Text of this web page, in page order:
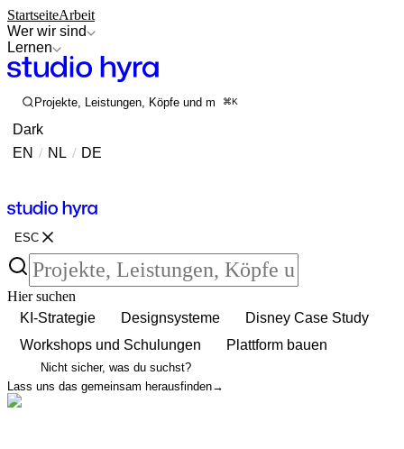
StartseiteArbeit
Wer wir sind
Lernen
Projekte, Leistungen, Köpfe und mehr durchsuchen
⌘K
Dark
EN / NL / DE
ESC
Hier suchen
KI-Strategie
Designsysteme
Disney Case Study
Workshops und Schulungen
Plattform bauen
Nicht sicher, was du suchst?
Lass uns das gemeinsam herausfinden→